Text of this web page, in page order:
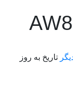
تاریخ به روز